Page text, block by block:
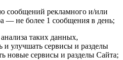
сообщений рекламного и/или
— не более 1 сообщения в день;
таких данных,
улучшать сервисы и разделы
новые сервисы и разделы Сайта;